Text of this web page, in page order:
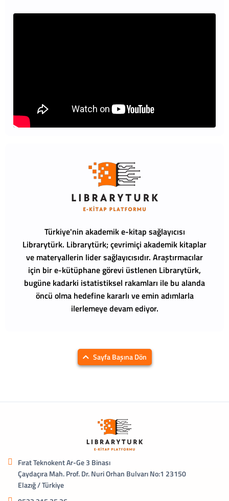
Türkiye'nin akademik e-kitap sağlayıcısı
Librarytürk. Librarytürk; çevrimiçi akademik kitaplar
ve materyallerin lider sağlayıcısıdır. Araştırmacılar
için bir e-kütüphane görevi üstlenen Librarytürk,
bugüne kadarki istatistiksel rakamları ile bu alanda
öncü olma hedefine kararlı ve emin adımlarla
ilerlemeye devam ediyor.
Sayfa Başına Dön
Fırat Teknokent Ar-Ge 3 Binası
Çaydaçıra Mah. Prof. Dr. Nuri Orhan Bulvarı No:1 23150
Elazığ / Türkiye